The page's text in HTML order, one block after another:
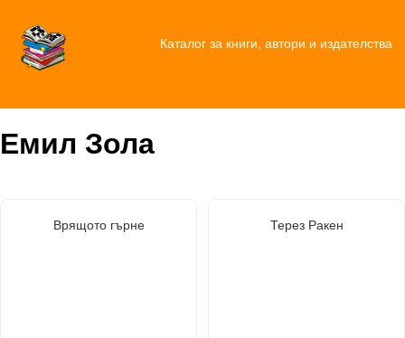
Каталог за книги, автори и издателства
Емил Зола
Врящото гърне Терез Ракен